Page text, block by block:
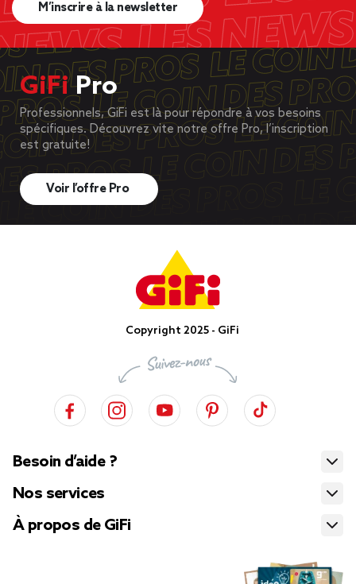
M’inscrire à la newsletter
GiFiPro
Professionnels, GiFi est là pour répondre à vos besoins
spécifiques. Découvrez vite notre offre Pro, l’inscription
est gratuite!
Voir l’offre Pro
Copyright 2025 - GiFi
Besoin d’aide ?
Nos services
À propos de GiFi